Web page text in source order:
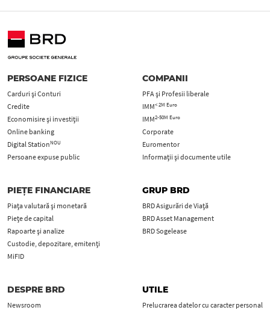
PERSOANE FIZICE
Carduri şi Conturi
Credite
Economisire și investiții
Online banking
Digital StationNOU
Persoane expuse public
COMPANII
PFA şi Profesii liberale
IMM< 2M Euro
IMM2-50M Euro
Corporate
Euromentor
Informații și documente utile
PIEȚE FINANCIARE
Piața valutară și monetară
Piețe de capital
Rapoarte și analize
Custodie, depozitare, emitenți
MiFID
GRUP BRD
BRD Asigurări de Viață
BRD Asset Management
BRD Sogelease
DESPRE BRD
Newsroom
UTILE
Prelucrarea datelor cu caracter personal